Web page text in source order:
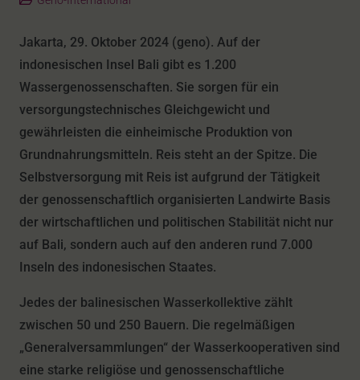
Jakarta, 29. Oktober 2024 (geno). Auf der
indonesischen Insel Bali gibt es 1.200
Wassergenossenschaften. Sie sorgen für ein
versorgungstechnisches Gleichgewicht und
gewährleisten die einheimische Produktion von
Grundnahrungsmitteln. Reis steht an der Spitze. Die
Selbstversorgung mit Reis ist aufgrund der Tätigkeit
der genossenschaftlich organisierten Landwirte Basis
der wirtschaftlichen und politischen Stabilität nicht nur
auf Bali, sondern auch auf den anderen rund 7.000
Inseln des indonesischen Staates.
Jedes der balinesischen Wasserkollektive zählt
zwischen 50 und 250 Bauern. Die regelmäßigen
„Generalversammlungen“ der Wasserkooperativen sind
eine starke religiöse und genossenschaftliche